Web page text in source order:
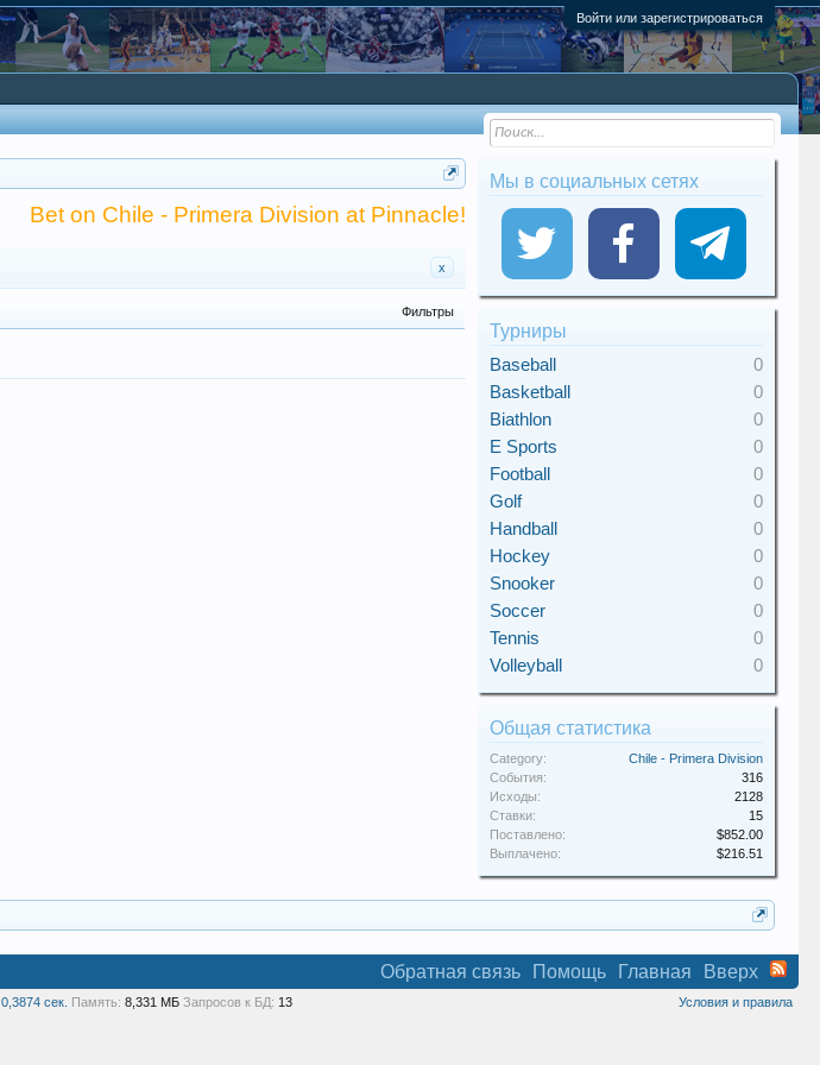
Войти или зарегистрироваться
Bet on Chile - Primera Division at Pinnacle!
x
Фильтры
Мы в социальных сетях
Турниры
Baseball
0
Basketball
0
Biathlon
0
E Sports
0
Football
0
Golf
0
Handball
0
Hockey
0
Snooker
0
Soccer
0
Tennis
0
Volleyball
0
Общая статистика
Category:
Chile - Primera Division
События:
316
Исходы:
2128
Ставки:
15
Поставлено:
$852.00
Выплачено:
$216.51
Обратная связь Помощь Главная Вверх
Условия и правила
0,3874 сек. Память: 8,331 МБ Запросов к БД: 13